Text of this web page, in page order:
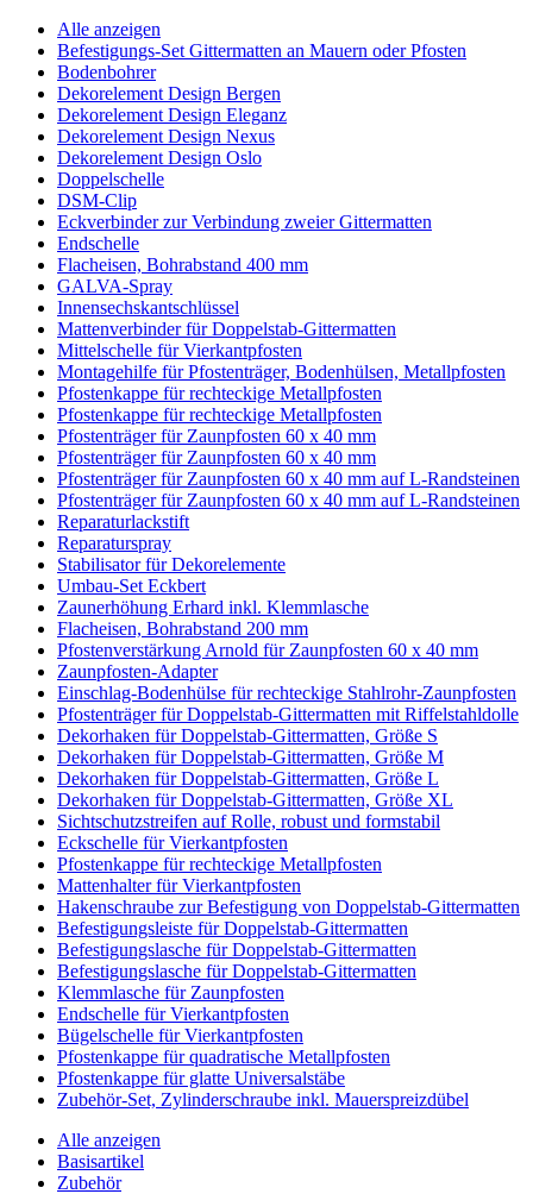
Alle anzeigen
Befestigungs-Set Gittermatten an Mauern oder Pfosten
Bodenbohrer
Dekorelement Design Bergen
Dekorelement Design Eleganz
Dekorelement Design Nexus
Dekorelement Design Oslo
Doppelschelle
DSM-Clip
Eckverbinder zur Verbindung zweier Gittermatten
Endschelle
Flacheisen, Bohrabstand 400 mm
GALVA-Spray
Innensechskantschlüssel
Mattenverbinder für Doppelstab-Gittermatten
Mittelschelle für Vierkantpfosten
Montagehilfe für Pfostenträger, Bodenhülsen, Metallpfosten
Pfostenkappe für rechteckige Metallpfosten
Pfostenkappe für rechteckige Metallpfosten
Pfostenträger für Zaunpfosten 60 x 40 mm
Pfostenträger für Zaunpfosten 60 x 40 mm
Pfostenträger für Zaunpfosten 60 x 40 mm auf L-Randsteinen
Pfostenträger für Zaunpfosten 60 x 40 mm auf L-Randsteinen
Reparaturlackstift
Reparaturspray
Stabilisator für Dekorelemente
Umbau-Set Eckbert
Zaunerhöhung Erhard inkl. Klemmlasche
Flacheisen, Bohrabstand 200 mm
Pfostenverstärkung Arnold für Zaunpfosten 60 x 40 mm
Zaunpfosten-Adapter
Einschlag-Bodenhülse für rechteckige Stahlrohr-Zaunpfosten
Pfostenträger für Doppelstab-Gittermatten mit Riffelstahldolle
Dekorhaken für Doppelstab-Gittermatten, Größe S
Dekorhaken für Doppelstab-Gittermatten, Größe M
Dekorhaken für Doppelstab-Gittermatten, Größe L
Dekorhaken für Doppelstab-Gittermatten, Größe XL
Sichtschutzstreifen auf Rolle, robust und formstabil
Eckschelle für Vierkantpfosten
Pfostenkappe für rechteckige Metallpfosten
Mattenhalter für Vierkantpfosten
Hakenschraube zur Befestigung von Doppelstab-Gittermatten
Befestigungsleiste für Doppelstab-Gittermatten
Befestigungslasche für Doppelstab-Gittermatten
Befestigungslasche für Doppelstab-Gittermatten
Klemmlasche für Zaunpfosten
Endschelle für Vierkantpfosten
Bügelschelle für Vierkantpfosten
Pfostenkappe für quadratische Metallpfosten
Pfostenkappe für glatte Universalstäbe
Zubehör-Set, Zylinderschraube inkl. Mauerspreizdübel
Alle anzeigen
Basisartikel
Zubehör